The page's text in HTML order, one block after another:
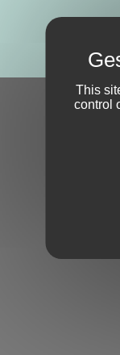
This
control